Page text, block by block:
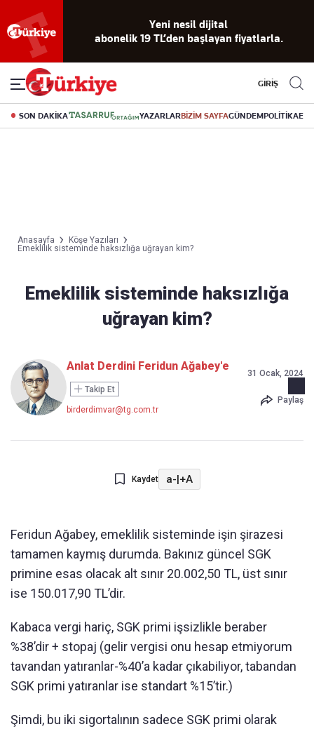
Yeni nesil dijital
abonelik 19 TL’den başlayan fiyatlarla.
GİRİŞ
SON DAKİKA YAZARLARBİZİM SAYFAGÜNDEMPOLİTİKA
Anasayfa
Köşe Yazıları
Emeklilik sisteminde haksızlığa uğrayan kim?
Emeklilik sisteminde haksızlığa
uğrayan kim?
Anlat Derdini Feridun Ağabey'e
Takip Et
birderdimvar@tg.com.tr
31 Ocak, 2024
Paylaş
Kaydet a-|+A
Feridun Ağabey, emeklilik sisteminde işin şirazesi
tamamen kaymış durumda. Bakınız güncel SGK
primine esas olacak alt sınır 20.002,50 TL, üst sınır
ise 150.017,90 TL’dir.
Kabaca vergi hariç, SGK primi işsizlikle beraber
%38’dir + stopaj (gelir vergisi onu hesap etmiyorum
tavandan yatıranlar-%40’a kadar çıkabiliyor, tabandan
SGK primi yatıranlar ise standart %15’tir.)
Şimdi, bu iki sigortalının sadece SGK primi olarak